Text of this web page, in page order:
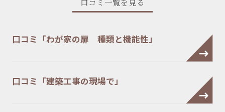
口コミ「わが家の扉 種類と機能性」
口コミ「建築工事の現場で」